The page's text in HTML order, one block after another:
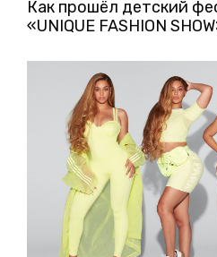
Как прошёл детский
«UNIQUE FASHION